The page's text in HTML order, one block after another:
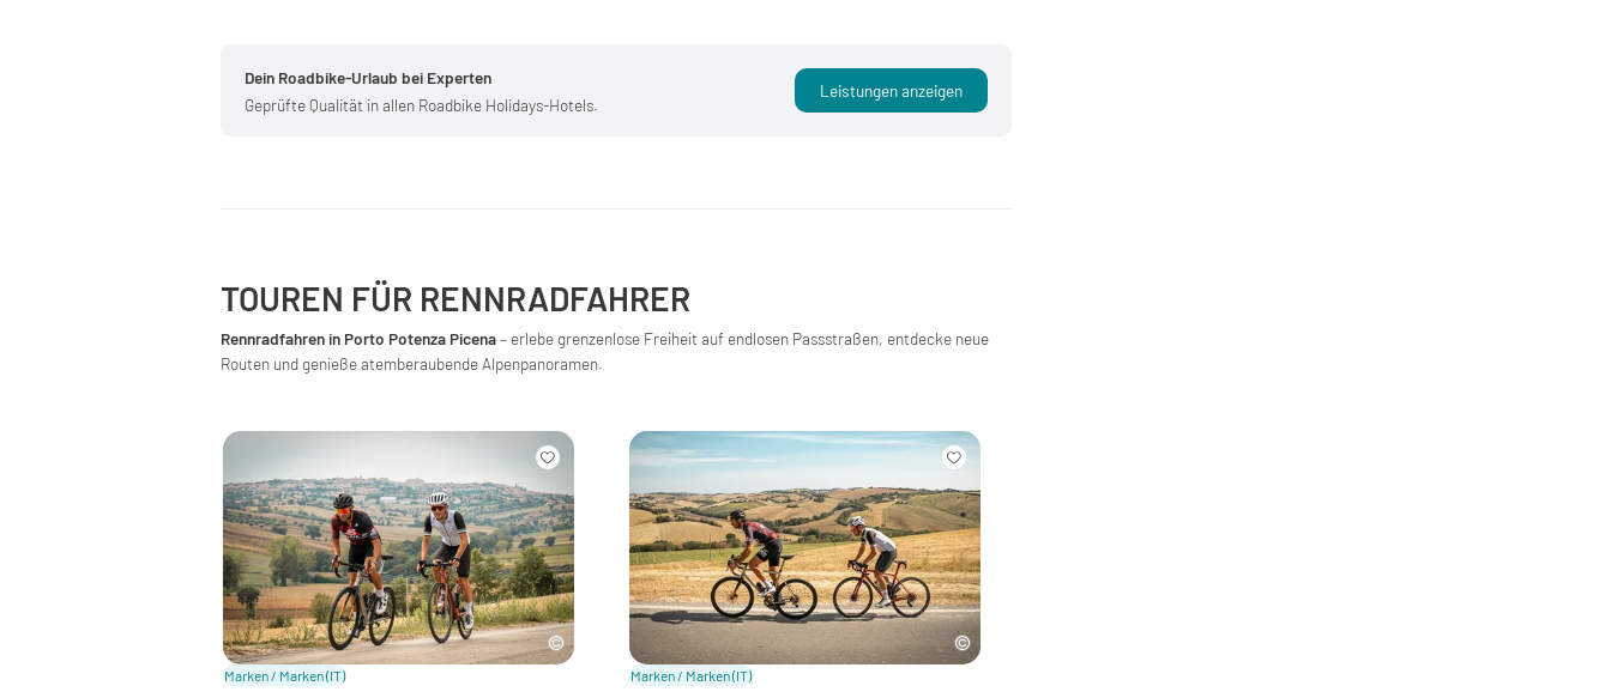
Dein Roadbike-Urlaub bei Experten
Geprüfte Qualität in allen Roadbike Holidays-Hotels.
Leistungen anzeigen
TOUREN FÜR RENNRADFAHRER
Rennradfahren in Porto Potenza Picena– erlebe grenzenlose Freiheit auf endlosen Passstraßen, entdecke neue
Routen und genieße atemberaubende Alpenpanoramen.
Marken / Marken(IT) Marken / Marken(IT)